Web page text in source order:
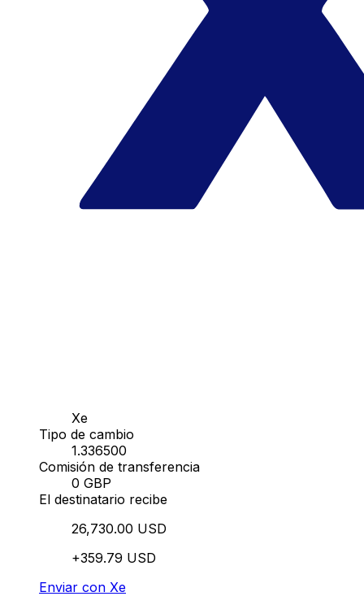
Xe
Tipo de cambio
1.336500
Comisión de transferencia
0 GBP
El destinatario recibe
26,730.00 USD
+359.79 USD
Enviar con Xe